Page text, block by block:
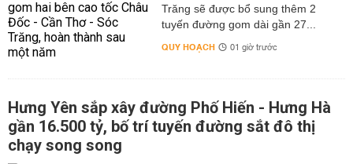
Trăng sẽ được bổ sung thêm 2
tuyến đường gom dài gần 27...
QUY HOẠCH 01 giờ trước
Hưng Yên sắp xây đường Phố Hiến - Hưng Hà
gần 16.500 tỷ, bố trí tuyến đường sắt đô thị
chạy song song